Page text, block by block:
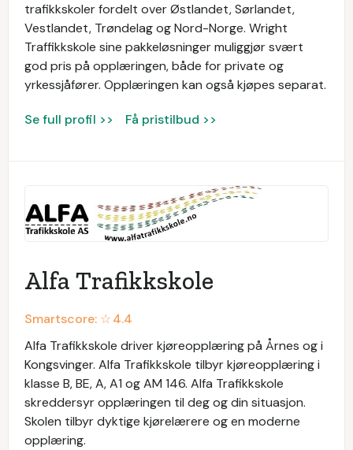
trafikkskoler fordelt over Østlandet, Sørlandet,
Vestlandet, Trøndelag og Nord-Norge. Wright
Traffikkskole sine pakkeløsninger muliggjør svært
god pris på opplæringen, både for private og
yrkessjåfører. Opplæringen kan også kjøpes separat.
Se full profil >> Få pristilbud >>
Alfa Trafikkskole
Smartscore: ☆4.4
Alfa Trafikkskole driver kjøreopplæring på Årnes og i
Kongsvinger. Alfa Trafikkskole tilbyr kjøreopplæring i
klasse B, BE, A, A1 og AM 146. Alfa Trafikkskole
skreddersyr opplæringen til deg og din situasjon.
Skolen tilbyr dyktige kjørelærere og en moderne
opplæring.